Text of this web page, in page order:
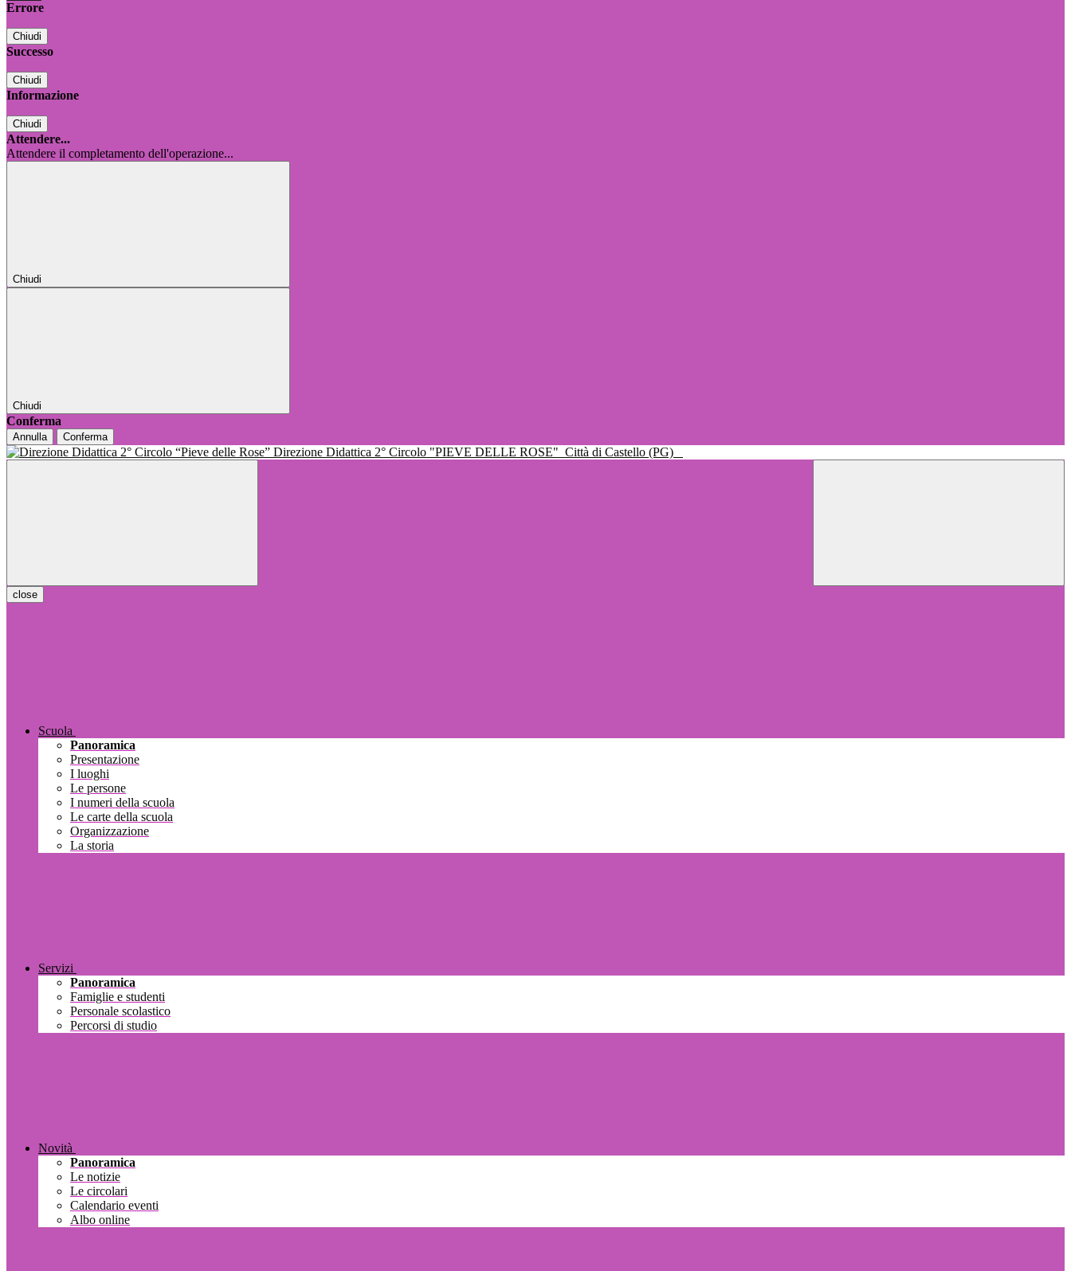
Errore
Chiudi
Successo
Chiudi
Informazione
Chiudi
Attendere...
Attendere il completamento dell'operazione...
Chiudi
Chiudi
Conferma
Annulla Conferma
Direzione Didattica 2° Circolo "PIEVE DELLE ROSE" Città di Castello (PG)
close
Scuola
Panoramica
Presentazione
I luoghi
Le persone
I numeri della scuola
Le carte della scuola
Organizzazione
La storia
Servizi
Panoramica
Famiglie e studenti
Personale scolastico
Percorsi di studio
Novità
Panoramica
Le notizie
Le circolari
Calendario eventi
Albo online